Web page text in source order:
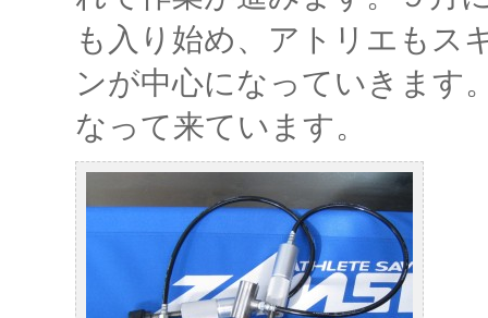
も入り始め、アトリエもス
ンが中心になっていきます
なって来ています。